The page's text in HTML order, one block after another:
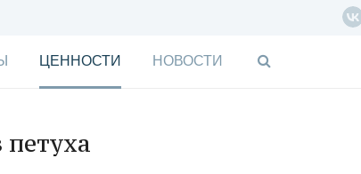
ЦЕННОСТИ НОВОСТИ